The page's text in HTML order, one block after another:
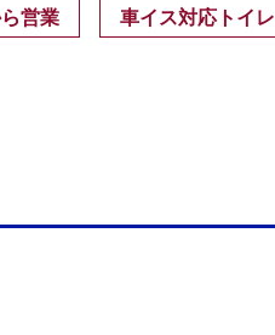
営業 車イス対応トイレ